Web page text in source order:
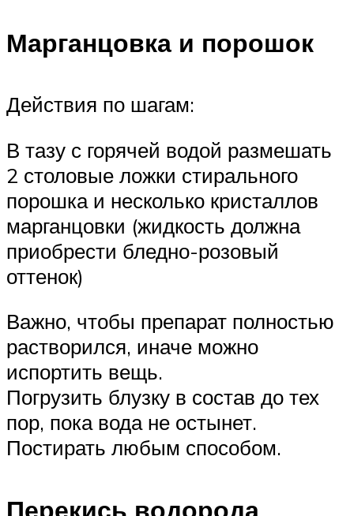
Марганцовка и порошок
Действия по шагам:
В тазу с горячей водой размешать
2 столовые ложки стирального
порошка и несколько кристаллов
марганцовки (жидкость должна
приобрести бледно-розовый
оттенок)
Важно, чтобы препарат полностью
растворился, иначе можно
испортить вещь.
Погрузить блузку в состав до тех
пор, пока вода не остынет.
Постирать любым способом.
Перекись водорода